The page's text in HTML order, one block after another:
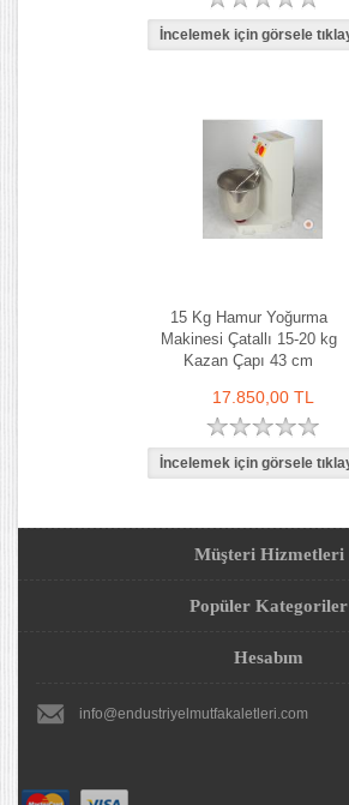
15 Kg Hamur Yoğurma
Makinesi Çatallı 15-20 kg
Kazan Çapı 43 cm
17.850,00 TL
Müşteri Hizmetleri
Popüler Kategoriler
Hesabım
info@endustriyelmutfakaletleri.com